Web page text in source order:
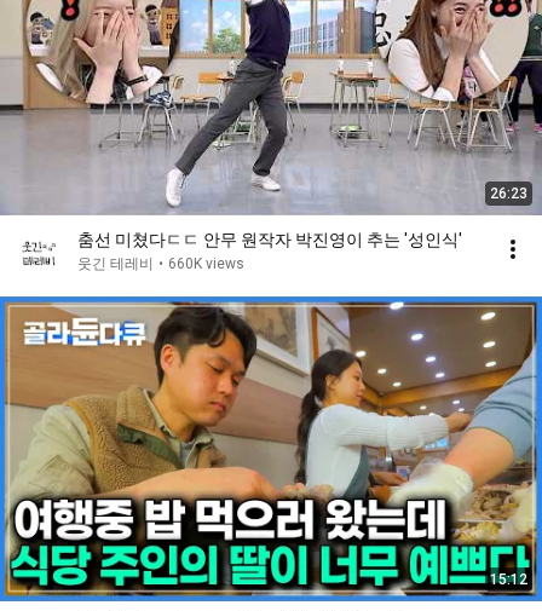
26:23
춤선 미쳤다ㄷㄷ 안무 원작자 박진영이 추는 ′성인식′
웃긴 테레비 • 660K views
15:12